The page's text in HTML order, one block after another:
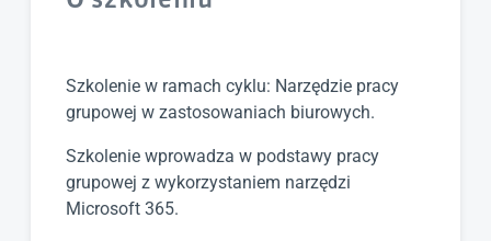
Szkolenie w ramach cyklu: Narzędzie pracy
grupowej w zastosowaniach biurowych.
Szkolenie wprowadza w podstawy pracy
grupowej z wykorzystaniem narzędzi
Microsoft 365.